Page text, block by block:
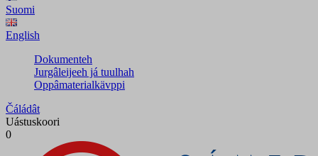
Suomi
English
Dokumenteh
Jurgâleijeeh já tuulhah
Oppâmaterialkävppi
Čáládât
Uástuskoori
0